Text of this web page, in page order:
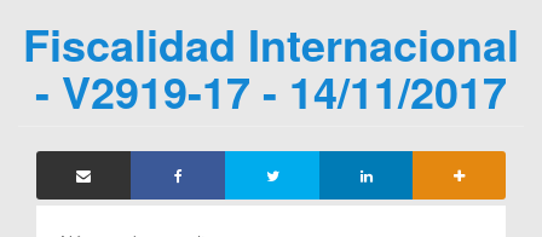
Fiscalidad Internacional
- V2919-17 - 14/11/2017